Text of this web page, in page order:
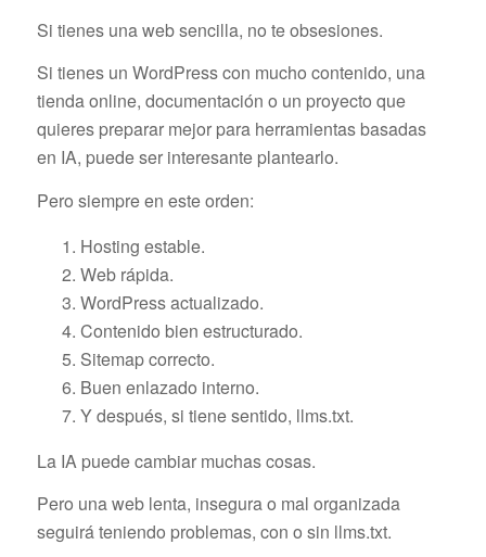
Si tienes una web sencilla, no te obsesiones.
Si tienes un WordPress con mucho contenido, una
tienda online, documentación o un proyecto que
quieres preparar mejor para herramientas basadas
en IA, puede ser interesante plantearlo.
Pero siempre en este orden:
Hosting estable.
Web rápida.
WordPress actualizado.
Contenido bien estructurado.
Sitemap correcto.
Buen enlazado interno.
Y después, si tiene sentido, llms.txt.
La IA puede cambiar muchas cosas.
Pero una web lenta, insegura o mal organizada
seguirá teniendo problemas, con o sin llms.txt.